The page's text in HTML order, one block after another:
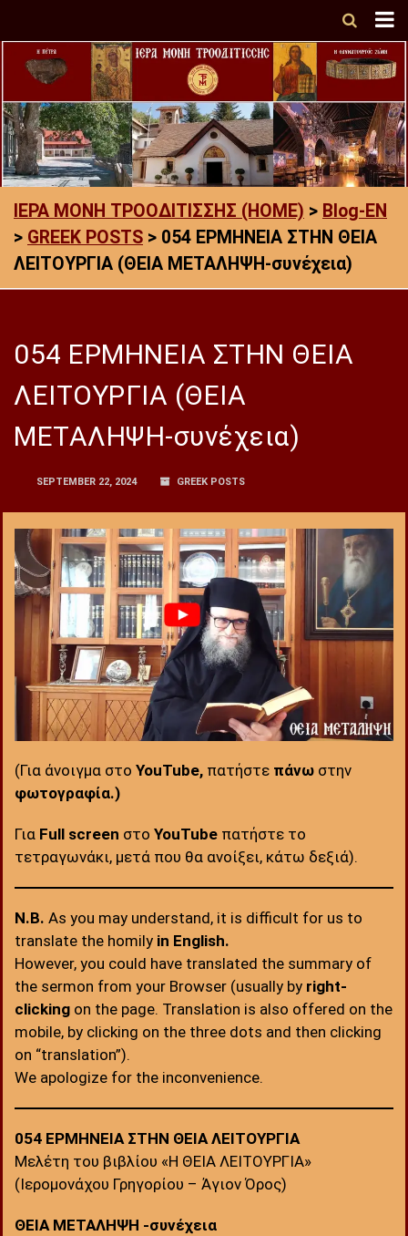
ΙΕΡΑ ΜΟΝΗ ΤΡΟΟΔΙΤΙΣΣΗΣ (HOME) > Blog-EN
> GREEK POSTS > 054 ΕΡΜΗΝΕΙΑ ΣΤΗΝ ΘΕΙΑ
ΛΕΙΤΟΥΡΓΙΑ (ΘΕΙΑ ΜΕΤΑΛΗΨΗ-συνέχεια)
054 ΕΡΜΗΝΕΙΑ ΣΤΗΝ ΘΕΙΑ
ΛΕΙΤΟΥΡΓΙΑ (ΘΕΙΑ
ΜΕΤΑΛΗΨΗ-συνέχεια)
SEPTEMBER 22, 2024 GREEK POSTS
(Για άνοιγμα στο YouTube, πατήστε πάνω στην
φωτογραφία.)
Για Full screen στο YouTube πατήστε το
τετραγωνάκι, μετά που θα ανοίξει, κάτω δεξιά).
N.B. As you may understand, it is difficult for us to
translate the homily in English.
However, you could have translated the summary of
the sermon from your Browser (usually by right-
clicking on the page. Translation is also offered on the
mobile, by clicking on the three dots and then clicking
on “translation”).
We apologize for the inconvenience.
054 ΕΡΜΗΝΕΙΑ ΣΤΗΝ ΘΕΙΑ ΛΕΙΤΟΥΡΓΙΑ
Μελέτη του βιβλίου «Η ΘΕΙΑ ΛΕΙΤΟΥΡΓΙΑ»
(Ιερομονάχου Γρηγορίου – Άγιον Όρος)
ΘΕΙΑ ΜΕΤΑΛΗΨΗ -συνέχεια